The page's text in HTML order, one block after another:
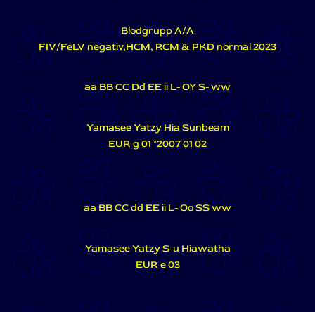
Blodgrupp A/A
FIV/FeLV negativ,HCM, RCM & PKD normal 2023
aa BB CC Dd EE ii L- OY S- ww
Yamasee Yatzy Hia Sunbeam
EUR g 01 *2007 01 02
aa BB CC dd EE ii L- Oo SS ww
Yamasee Yatzy S-u Hiawatha
EUR e 03